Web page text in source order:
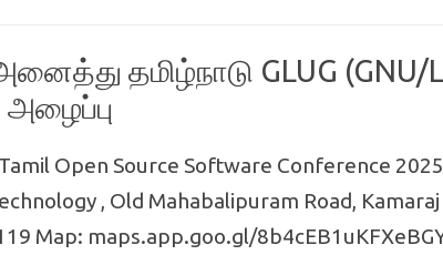
தமிழ்நாடு GLUG (GNU/
Open Source Software Conference
, Old Mahabalipuram Road,
Map: maps.app.goo.gl/